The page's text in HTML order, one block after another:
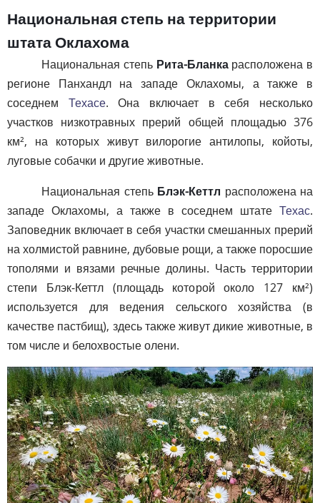
Национальная степь на территории
штата Оклахома
Национальная степь Рита-Бланкарасположена в
регионе Панхандл на западе Оклахомы, а также в
соседнем Техасе. Она включает в себя несколько
участков низкотравных прерий общей площадью 376
км², на которых живут вилорогие антилопы, койоты,
луговые собачки и другие животные.
Национальная степь Блэк-Кеттл расположена на
западе Оклахомы, а также в соседнем штате Техас.
Заповедник включает в себя участки смешанных прерий
на холмистой равнине, дубовые рощи, а также поросшие
тополями и вязами речные долины. Часть территории
степи Блэк-Кеттл (площадь которой около 127 км²)
используется для ведения сельского хозяйства (в
качестве пастбищ), здесь также живут дикие животные, в
том числе и белохвостые олени.